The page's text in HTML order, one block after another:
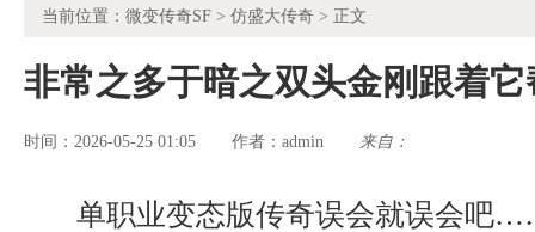
当前位置： 微变传奇SF > 仿盛大传奇 > 正文
非常之多于暗之双头金刚跟着它
时间：2026-05-25 01:05 作者： admin 来自：
单职业变态版传奇误会就误会吧